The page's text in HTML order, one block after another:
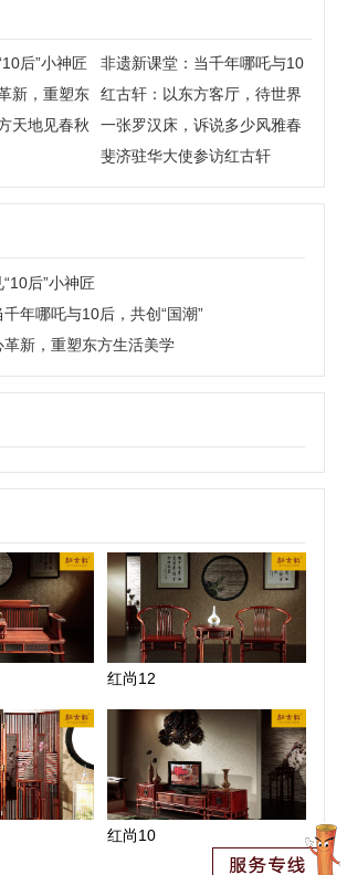
后”小神匠
非遗新课堂：当千年哪吒与10
后，共创“国潮”
新，重塑东
红古轩：以东方客厅，待世界
来宾
天地见春秋
一张罗汉床，诉说多少风雅春
秋
斐济驻华大使参访红古轩
后”小神匠
年哪吒与10后，共创“国潮”
新，重塑东方生活美学
红尚12
红尚10